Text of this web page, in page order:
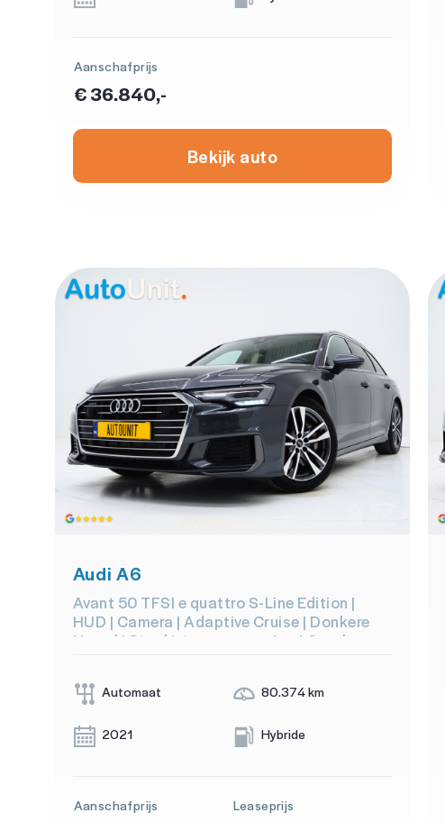
Aanschafprijs
€ 36.840,-
Bekijk auto
Audi A6
Avant 50 TFSI e quattro S-Line Edition |
HUD | Camera | Adaptive Cruise | Donkere
Hemel | Stoel/stuurverwarming | Carplay
Automaat 80.374 km
2021 Hybride
Aanschafprijs Leaseprijs